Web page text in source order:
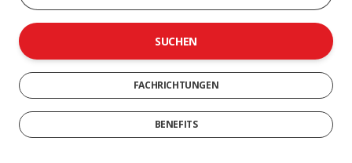
SUCHEN
FACHRICHTUNGEN
BENEFITS